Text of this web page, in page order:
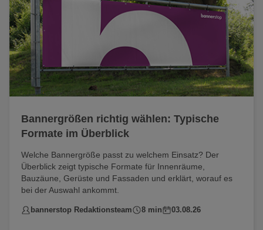
Bannergrößen richtig wählen: Typische
Formate im Überblick
Welche Bannergröße passt zu welchem Einsatz? Der
Überblick zeigt typische Formate für Innenräume,
Bauzäune, Gerüste und Fassaden und erklärt, worauf es
bei der Auswahl ankommt.
bannerstop Redaktionsteam 8 min 03.08.26